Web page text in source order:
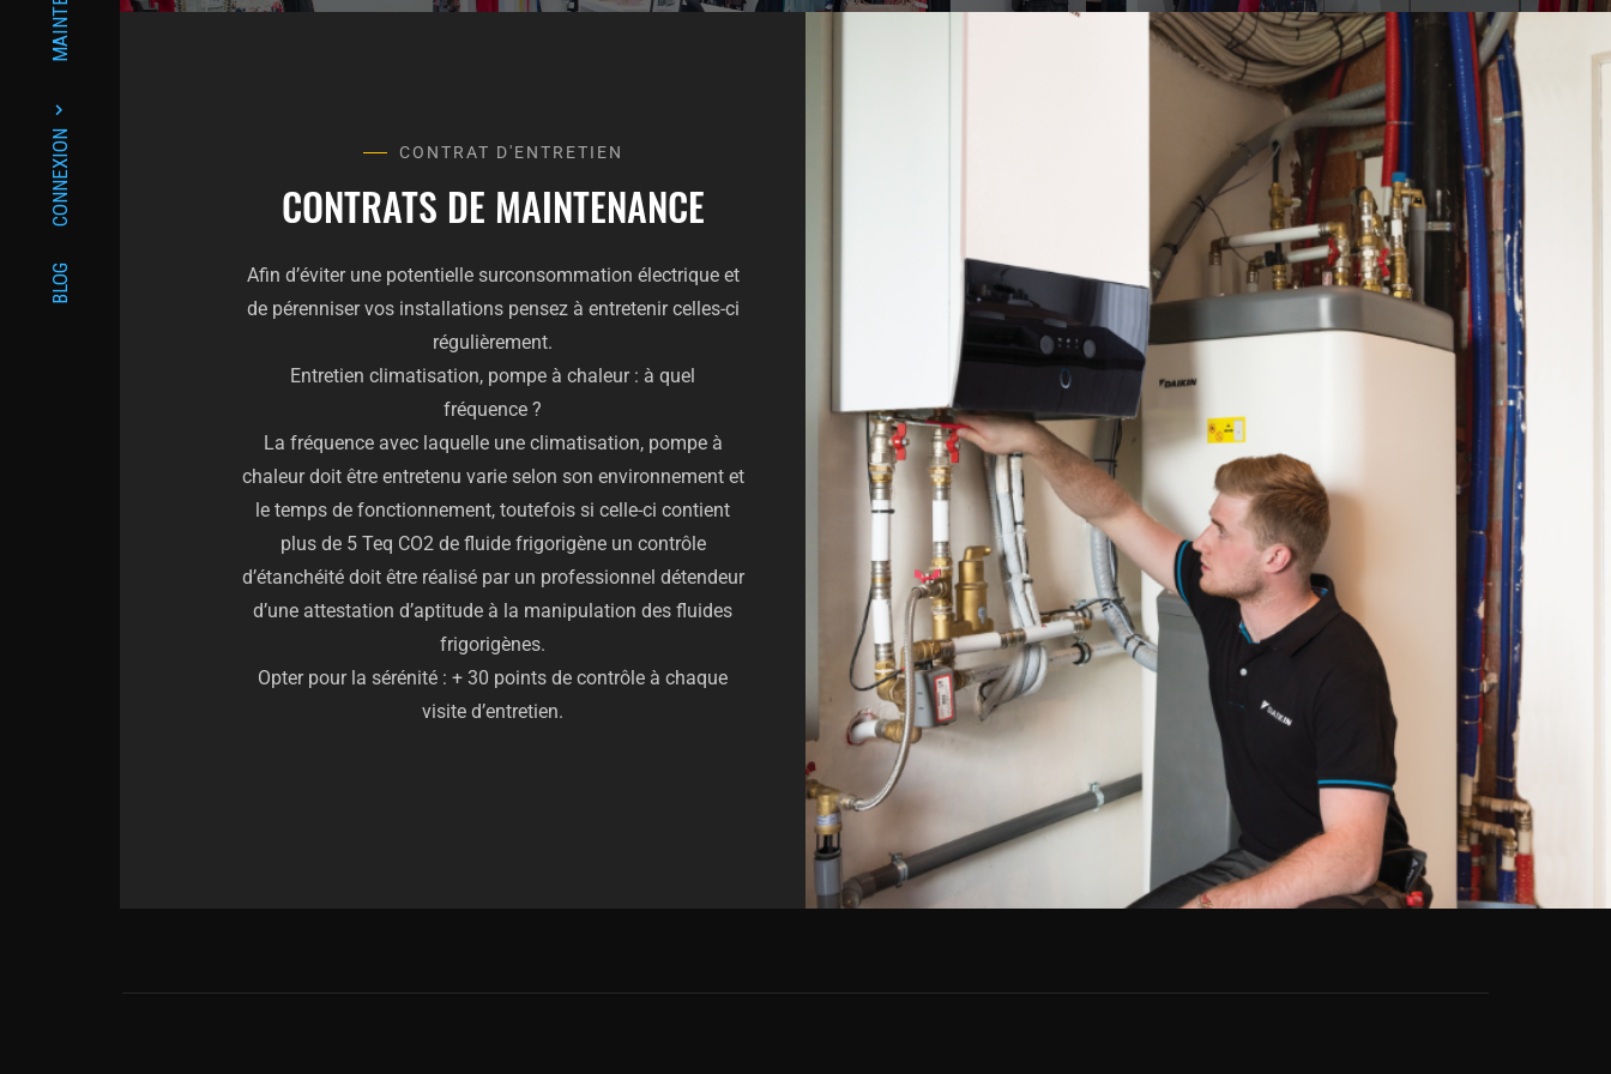
CONNEXION
BLOG
CONTRAT D'ENTRETIEN
CONTRATS DE MAINTENANCE
Afin d’éviter une potentielle surconsommation électrique et
de pérenniser vos installations pensez à entretenir celles-ci
régulièrement.
Entretien climatisation, pompe à chaleur : à quel
fréquence ?
La fréquence avec laquelle une climatisation, pompe à
chaleur doit être entretenu varie selon son environnement et
le temps de fonctionnement, toutefois si celle-ci contient
plus de 5 Teq CO2 de fluide frigorigène un contrôle
d’étanchéité doit être réalisé par un professionnel détendeur
d’une attestation d’aptitude à la manipulation des fluides
frigorigènes.
Opter pour la sérénité : + 30 points de contrôle à chaque
visite d’entretien.